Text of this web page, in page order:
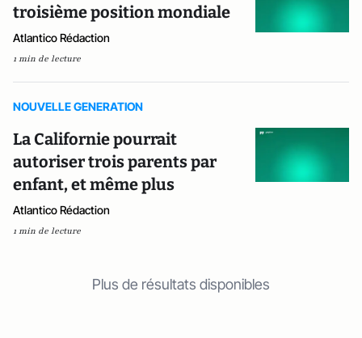
troisième position mondiale
Atlantico Rédaction
1 min de lecture
NOUVELLE GENERATION
La Californie pourrait
autoriser trois parents par
enfant, et même plus
Atlantico Rédaction
1 min de lecture
Plus de résultats disponibles